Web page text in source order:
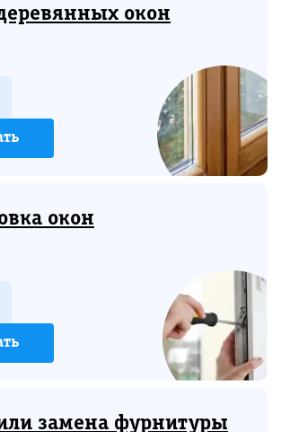
окон
окон
замена фурнитуры